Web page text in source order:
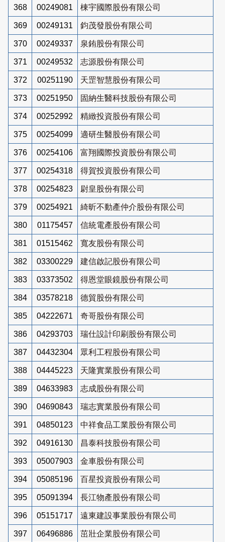
368 00249081 棟宇國際股份有限公司
369 00249131 鈞茂發股份有限公司
370 00249337 泉銪股份有限公司
371 00249532 志源股份有限公司
372 00251190 天罡智慧股份有限公司
373 00251950 固納生醫科技股份有限公司
374 00252992 精緻投資股份有限公司
375 00254099 適研生醫股份有限公司
376 00254106 富翔國際投資股份有限公司
377 00254318 得賀投資股份有限公司
378 00254823 尉皇股份有限公司
379 00254921 綺昕不動產仲介股份有限公司
380 01175457 信統電產股份有限公司
381 01515462 寬友股份有限公司
382 03300229 建信啟記股份有限公司
383 03373502 得恩堂眼鏡股份有限公司
384 03578218 德貿股份有限公司
385 04222671 奇哥股份有限公司
386 04293703 瑞仕設計印刷股份有限公司
387 04432304 眾利工程股份有限公司
388 04445223 天隆實業股份有限公司
389 04633983 志成股份有限公司
390 04690843 瑞志實業股份有限公司
391 04850123 中祥食品工業股份有限公司
392 04916130 昌泰科技股份有限公司
393 05007903 金車股份有限公司
394 05085196 百星投資股份有限公司
395 05091394 長江物產股份有限公司
396 05151717 遠東建設事業股份有限公司
397 06496886 茁壯企業股份有限公司